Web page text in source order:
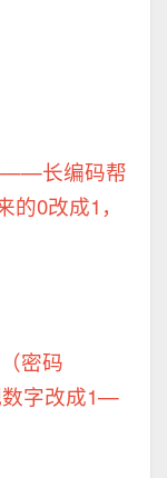
长编码帮
0改成1，
密码
字改成1—